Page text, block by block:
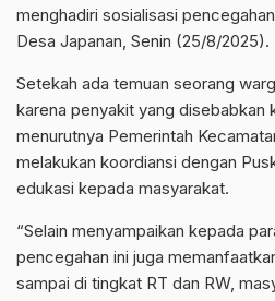
menghadiri sosialisasi
Desa Japanan, Senin (25/8/2025).
Setekah ada temuan seorang
karena penyakit yang disebabkan
menurutnya Pemerintah
melakukan koordiansi dengan
edukasi kepada masyarakat.
“Selain menyampaikan kepada
pencegahan ini juga
sampai di tingkat RT dan RW,